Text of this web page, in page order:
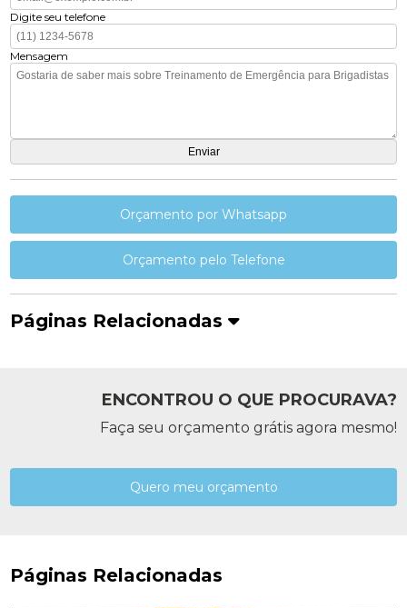
Digite seu telefone
Mensagem
Orçamento por Whatsapp
Orçamento pelo Telefone
Páginas Relacionadas
ENCONTROU O QUE PROCURAVA?
Faça seu orçamento grátis agora mesmo!
Quero meu orçamento
Páginas Relacionadas